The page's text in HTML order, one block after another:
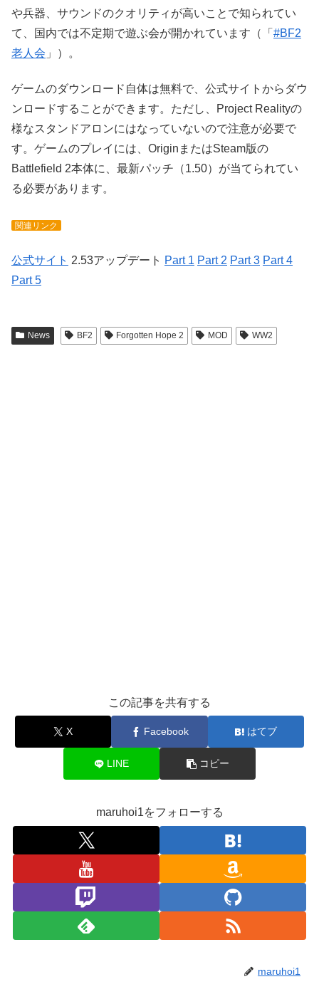
や兵器、サウンドのクオリティが高いことで知られてい
て、国内では不定期で遊ぶ会が開かれています（「 #BF2
老人会 」）。
ゲームのダウンロード自体は無料で、公式サイトからダウ
ンロードすることができます。ただし、Project Realityの
様なスタンドアロンにはなっていないので注意が必要で
す。ゲームのプレイには、OriginまたはSteam版の
Battlefield 2本体に、最新パッチ（1.50）が当てられてい
る必要があります。
関連リンク
公式サイト 2.53アップデート Part 1 Part 2 Part 3 Part 4
Part 5
News BF2 Forgotten Hope 2 MOD WW2
この記事を共有する
X Facebook はてブ
LINE コピー
maruhoi1をフォローする
maruhoi1